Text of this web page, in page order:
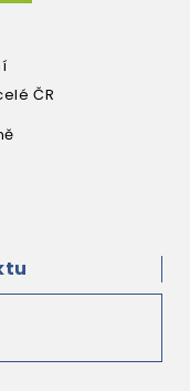
ČR